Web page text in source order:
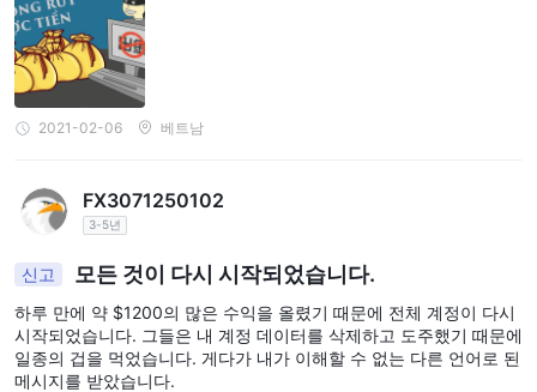
2021-02-06 베트남
FX3071250102
3-5년
신고 모든 것이 다시 시작되었습니다.
하루 만에 약 $1200의 많은 수익을 올렸기 때문에 전체 계정이 다시
시작되었습니다. 그들은 내 계정 데이터를 삭제하고 도주했기 때문에
일종의 겁을 먹었습니다. 게다가 내가 이해할 수 없는 다른 언어로 된
메시지를 받았습니다.